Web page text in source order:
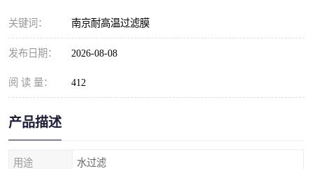
关键词： 南京耐高温过滤膜
发布日期： 2026-08-08
阅 读 量： 412
产品描述
用途 水过滤